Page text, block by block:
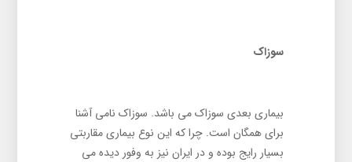
سوزاک
بیماری بعدی سوزاک می ‌باشد. سوزاک نامی آشنا
برای همگان است. چرا که این نوع بیماری مقاربتی
بسیار رایج بوده و در ایران نیز به وفور دیده می